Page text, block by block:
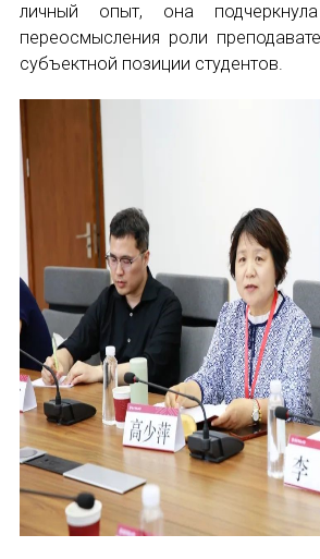
личный опыт, она
переосмысления роли
субъектной позиции студентов.